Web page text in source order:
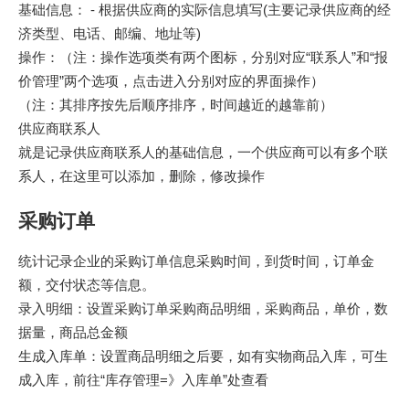
基础信息： - 根据供应商的实际信息填写(主要记录供应商的经
济类型、电话、邮编、地址等)
操作：（注：操作选项类有两个图标，分别对应“联系人”和“报
价管理”两个选项，点击进入分别对应的界面操作）
（注：其排序按先后顺序排序，时间越近的越靠前）
供应商联系人
就是记录供应商联系人的基础信息，一个供应商可以有多个联
系人，在这里可以添加，删除，修改操作
采购订单
统计记录企业的采购订单信息采购时间，到货时间，订单金
额，交付状态等信息。
录入明细：设置采购订单采购商品明细，采购商品，单价，数
据量，商品总金额
生成入库单：设置商品明细之后要，如有实物商品入库，可生
成入库，前往“库存管理=》入库单”处查看